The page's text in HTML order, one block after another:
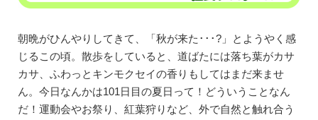
朝晩がひんやりしてきて、「秋が来た･･･?」とようやく感
じるこの頃。散歩をしていると、道ばたには落ち葉がカサ
カサ、ふわっとキンモクセイの香りもしてはまだ来ませ
ん。今日なんかは101日目の夏日って！どういうことなん
だ！運動会やお祭り、紅葉狩りなど、外で自然と触れ合う